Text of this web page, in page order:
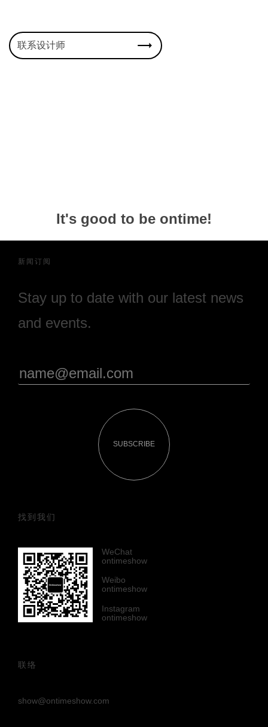
联系设计师
It's good to be ontime!
新闻订阅
Stay up to date with our latest news
and events.
SUBSCRIBE
找到我们
WeChat
ontimeshow
Weibo
ontimeshow
Instagram
ontimeshow
联络
show@ontimeshow.com